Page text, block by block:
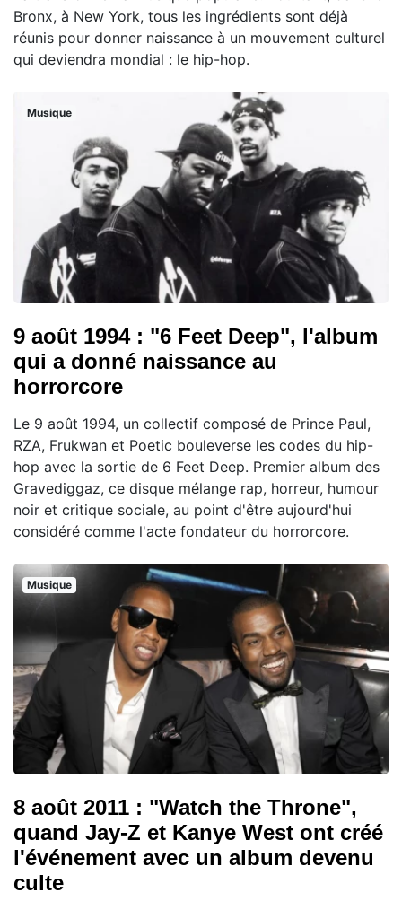
Bronx, à New York, tous les ingrédients sont déjà
réunis pour donner naissance à un mouvement culturel
qui deviendra mondial : le hip-hop.
Musique
9 août 1994 : "6 Feet Deep", l'album
qui a donné naissance au
horrorcore
Le 9 août 1994, un collectif composé de Prince Paul,
RZA, Frukwan et Poetic bouleverse les codes du hip-
hop avec la sortie de 6 Feet Deep. Premier album des
Gravediggaz, ce disque mélange rap, horreur, humour
noir et critique sociale, au point d'être aujourd'hui
considéré comme l'acte fondateur du horrorcore.
Musique
8 août 2011 : "Watch the Throne",
quand Jay-Z et Kanye West ont créé
l'événement avec un album devenu
culte